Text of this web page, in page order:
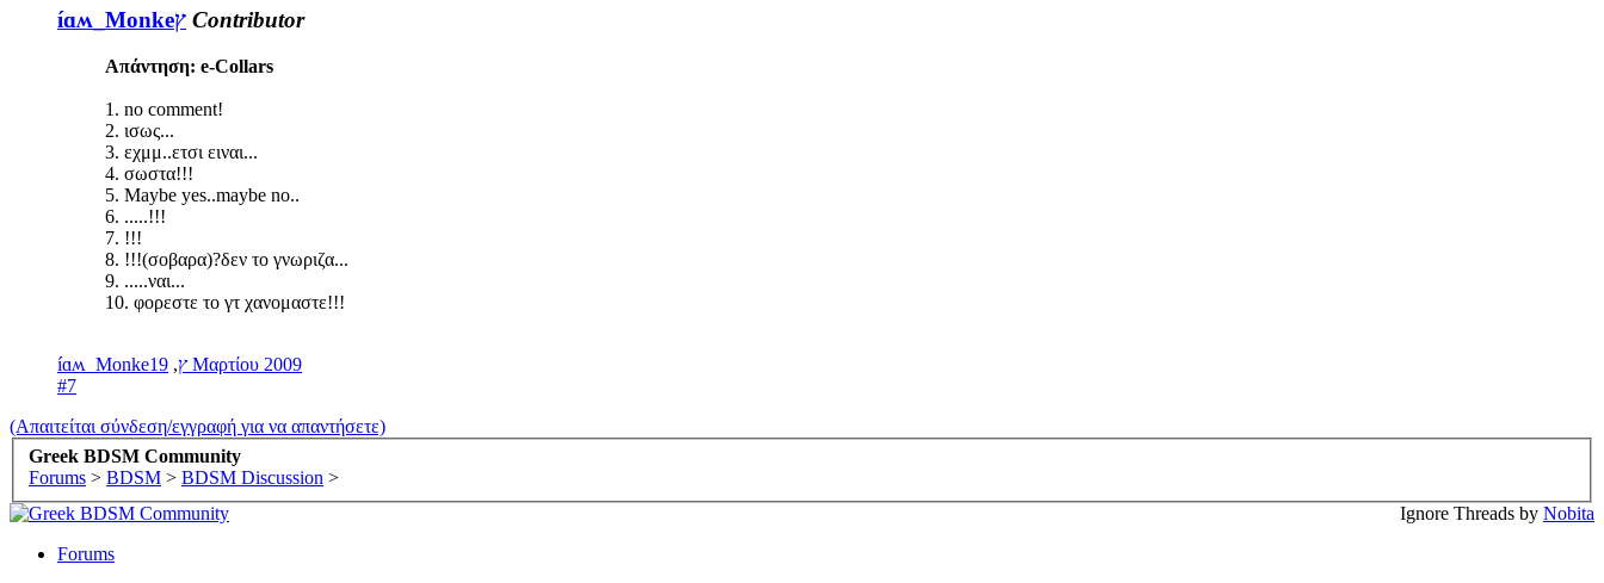
íɑʍ_Monkeץ Contributor
Απάντηση: e-Collars
1. no comment!
2. ισως...
3. εχμμ..ετσι ειναι...
4. σωστα!!!
5. Maybe yes..maybe no..
6. .....!!!
7. !!!
8. !!!(σοβαρα)?δεν το γνωριζα...
9. .....ναι...
10. φορεστε το γτ χανομαστε!!!
íɑʍ_Monkeץ, 19 Μαρτίου 2009
#7
(Απαιτείται σύνδεση/εγγραφή για να απαντήσετε)
Greek BDSM Community
Forums > BDSM > BDSM Discussion >
Ignore Threads by Nobita
Forums